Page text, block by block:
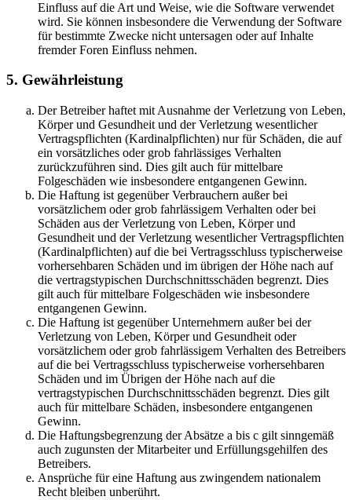
Einfluss auf die Art und Weise, wie die Software verwendet
wird. Sie können insbesondere die Verwendung der Software
für bestimmte Zwecke nicht untersagen oder auf Inhalte
fremder Foren Einfluss nehmen.
5. Gewährleistung
Der Betreiber haftet mit Ausnahme der Verletzung von Leben,
Körper und Gesundheit und der Verletzung wesentlicher
Vertragspflichten (Kardinalpflichten) nur für Schäden, die auf
ein vorsätzliches oder grob fahrlässiges Verhalten
zurückzuführen sind. Dies gilt auch für mittelbare
Folgeschäden wie insbesondere entgangenen Gewinn.
Die Haftung ist gegenüber Verbrauchern außer bei
vorsätzlichem oder grob fahrlässigem Verhalten oder bei
Schäden aus der Verletzung von Leben, Körper und
Gesundheit und der Verletzung wesentlicher Vertragspflichten
(Kardinalpflichten) auf die bei Vertragsschluss typischerweise
vorhersehbaren Schäden und im übrigen der Höhe nach auf
die vertragstypischen Durchschnittsschäden begrenzt. Dies
gilt auch für mittelbare Folgeschäden wie insbesondere
entgangenen Gewinn.
Die Haftung ist gegenüber Unternehmern außer bei der
Verletzung von Leben, Körper und Gesundheit oder
vorsätzlichem oder grob fahrlässigem Verhalten des Betreibers
auf die bei Vertragsschluss typischerweise vorhersehbaren
Schäden und im Übrigen der Höhe nach auf die
vertragstypischen Durchschnittsschäden begrenzt. Dies gilt
auch für mittelbare Schäden, insbesondere entgangenen
Gewinn.
Die Haftungsbegrenzung der Absätze a bis c gilt sinngemäß
auch zugunsten der Mitarbeiter und Erfüllungsgehilfen des
Betreibers.
Ansprüche für eine Haftung aus zwingendem nationalem
Recht bleiben unberührt.